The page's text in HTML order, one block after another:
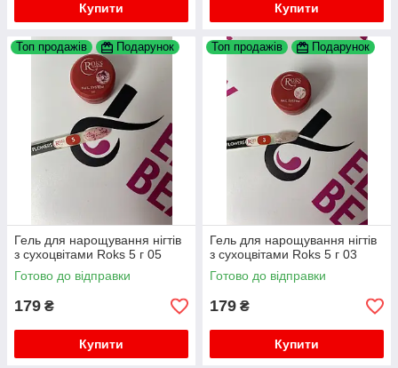
Купити Купити
Топ продажів Подарунок
Гель для нарощування нігтів
з сухоцвітами Roks 5 г 05
Готово до відправки
179 ₴
Купити
Топ продажів Подарунок
Гель для нарощування нігтів
з сухоцвітами Roks 5 г 03
Готово до відправки
179 ₴
Купити